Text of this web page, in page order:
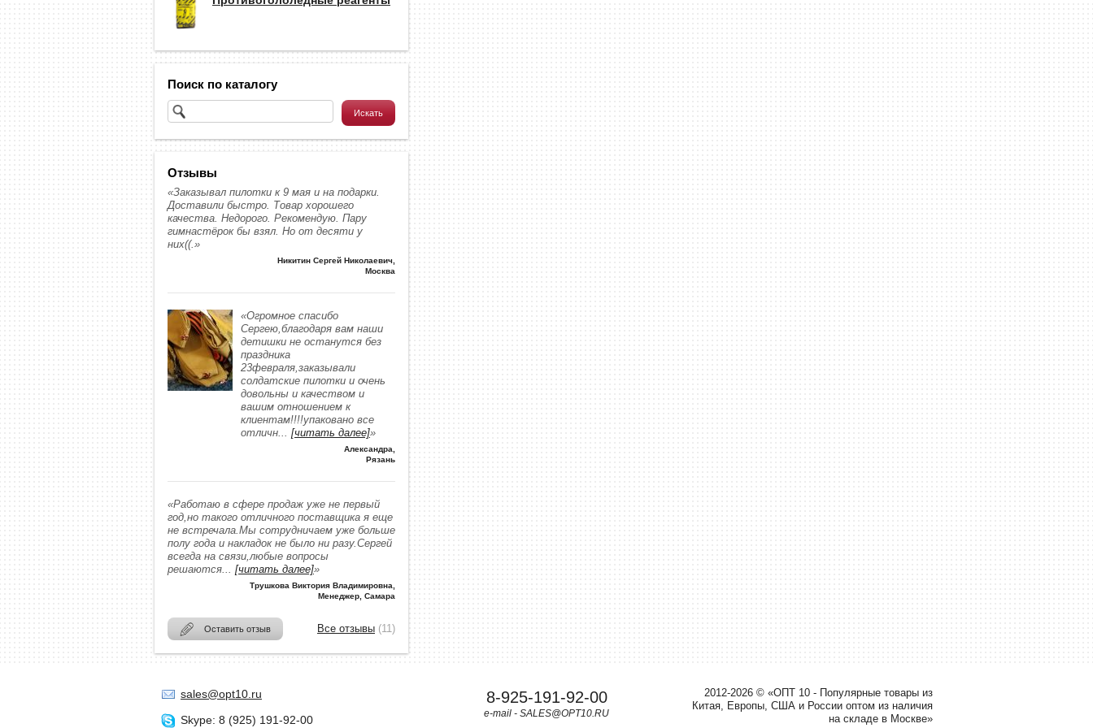
Поиск по каталогу
Отзывы
«Заказывал пилотки к 9 мая и на подарки.
Доставили быстро. Товар хорошего
качества. Недорого. Рекомендую. Пару
гимнастёрок бы взял. Но от десяти у
них((.»
Никитин Сергей Николаевич
Москва
«Огромное спасибо
Сергею,благодаря вам наши
детишки не останутся без
праздника
23февраля,заказывали
солдатские пилотки и очень
довольны и качеством и
вашим отношением к
клиентам!!!!упаковано все
отличн... [читать далее]»
Александра
Рязань
«Работаю в сфере продаж уже не первый
год,но такого отличного поставщика я еще
не встречала.Мы сотрудничаем уже больше
полу года и накладок не было ни разу.Сергей
всегда на связи,любые вопросы
решаются... [читать далее]»
Трушкова Виктория Владимировна
Менеджер, Самара
Оставить отзыв Все отзывы (11)
sales@opt10.ru
Skype: 8 (925) 191-92-00
2012-2026 © «ОПТ 10 - Популярные товары из
Китая, Европы, США и России оптом из наличия
на складе в Москве»
8-925-191-92-00
e-mail - SALES@OPT10.RU